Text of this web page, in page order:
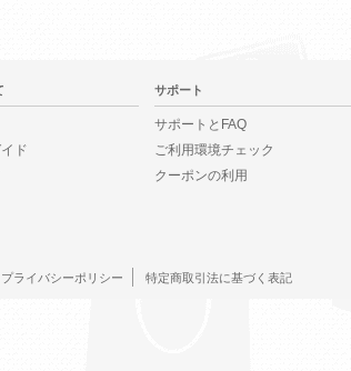
ド
サポート
サポートとFAQ
ご利用環境チェック
クーポンの利用
プライバシーポリシー 特定商取引法に基づく表記